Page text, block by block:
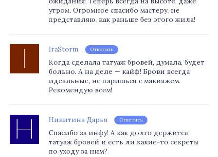
утром. Огромное спасибо мастеру, не
представляю, как раньше без этого жила!
IraStorm Ответить
Когда сделала татуаж бровей, думала, будет
больно. А на деле — кайф! Брови всегда
идеальные, не паришься с макияжем.
Рекомендую всем!
Никитина Дарья Ответить
Спасибо за инфу! А как долго держится
татуаж бровей и есть ли какие-то секреты
по уходу за ним?